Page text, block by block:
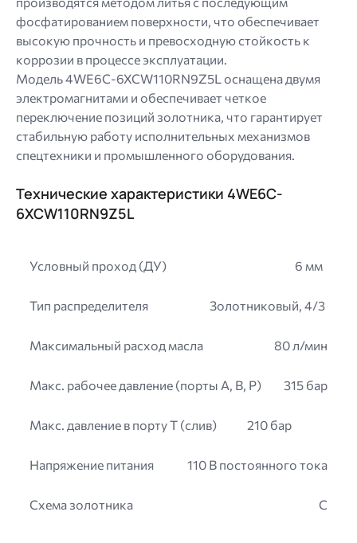
фосфатированием поверхности, что обеспечивает
высокую прочность и превосходную стойкость к
коррозии в процессе эксплуатации.
Модель 4WE6C-6XCW110RN9Z5L оснащена двумя
электромагнитами и обеспечивает четкое
переключение позиций золотника, что гарантирует
стабильную работу исполнительных механизмов
спецтехники и промышленного оборудования.
Технические характеристики 4WE6C-
6XCW110RN9Z5L
Условный проход (ДУ) 6 мм
Тип распределителя Золотниковый, 4/3
Максимальный расход масла 80 л/мин
Макс. рабочее давление (порты A, B, P) 315 бар
Макс. давление в порту T (слив) 210 бар
Напряжение питания 110 В постоянного тока
Схема золотника C